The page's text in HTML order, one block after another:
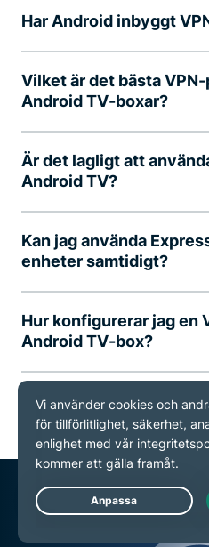
Har Android inbyggt
Vilket är det bästa
Android TV-boxar?
Är det lagligt att
Android TV?
Kan jag använda
enheter samtidigt?
Hur konfigurerar jag en
Android TV-box?
Hur använder jag en